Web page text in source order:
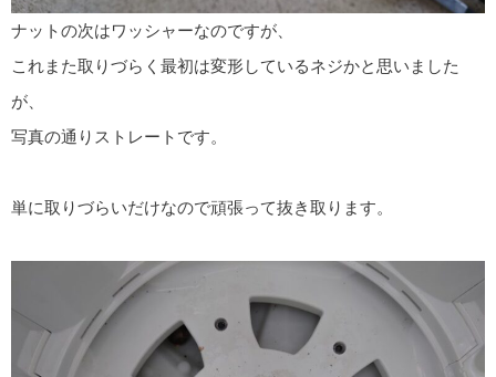
ナットの次はワッシャーなのですが、
これまた取りづらく最初は変形しているネジかと思いました
が、
写真の通りストレートです。
単に取りづらいだけなので頑張って抜き取ります。